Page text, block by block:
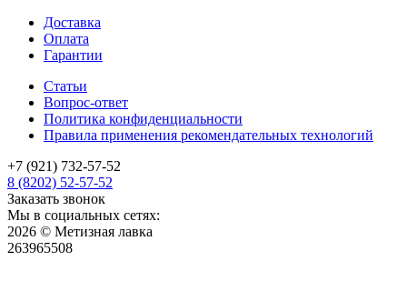
Доставка
Оплата
Гарантии
Статьи
Вопрос-ответ
Политика конфиденциальности
Правила применения рекомендательных технологий
+7 (921) 732-57-52
8 (8202) 52-57-52
Заказать звонок
Мы в социальных сетях:
2026 © Метизная лавка
263965508